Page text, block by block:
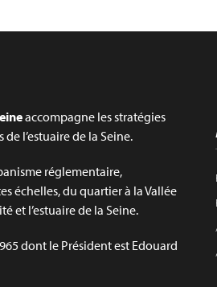
accompagne les stratégies
l’estuaire de la Seine.
réglementaire,
échelles, du quartier à la Vallée
et l’estuaire de la Seine.
dont le Président est Edouard